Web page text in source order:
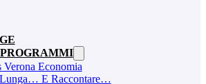
Verona Economia
E Raccontare…